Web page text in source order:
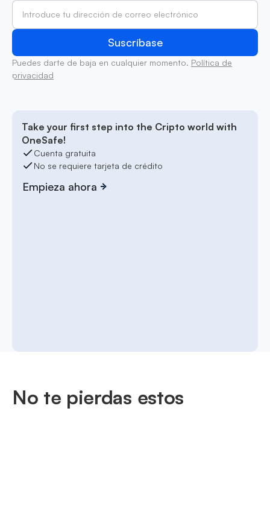
Puedes darte de baja en cualquier momento. Política de
privacidad
Take your first step into the Cripto world with
OneSafe!
Cuenta gratuita
No se requiere tarjeta de crédito
Empieza ahora
No te pierdas estos